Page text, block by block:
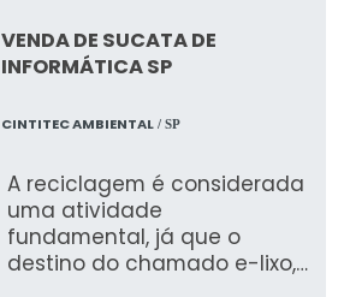
VENDA DE SUCATA DE
INFORMÁTICA SP
CINTITEC AMBIENTAL/ SP
A reciclagem é considerada
uma atividade
fundamental, já que o
destino do chamado e-lixo,